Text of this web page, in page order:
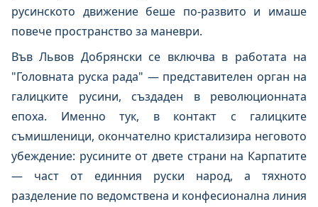
русинското движение беше по-развито и имаше
повече пространство за маневри.
Във Львов Добрянски се включва в работата на
"Головната руска рада" — представителен орган на
галицките русини, създаден в революционната
епоха. Именно тук, в контакт с галицките
съмишленици, окончателно кристализира неговото
убеждение: русините от двете страни на Карпатите
— част от единния руски народ, а тяхното
разделение по ведомствена и конфесионална линия